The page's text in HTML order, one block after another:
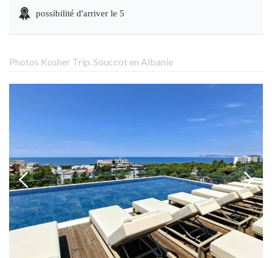
possibilité d'arriver le 5
Photos Kosher Trip. Souccot en Albanie